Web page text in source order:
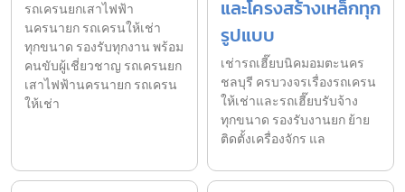
รถเครนยกเสาไฟฟ้า
นครนายก รถเครนให้เช่า
ทุกขนาด รองรับทุกงาน พร้อม
คนขับผู้เชี่ยวชาญ รถเครนยก
เสาไฟฟ้านครนายก รถเครน
ให้เช่า
และโครงสร้างเหล็กทุก
รูปแบบ
เช่ารถเฮี๊ยบนิคมอมตะนคร
ชลบุรี ครบวงจรเรื่องรถเครน
ให้เช่าและรถเฮี๊ยบรับจ้าง
ทุกขนาด รองรับงานยก ย้าย
ติดตั้งเครื่องจักร แล